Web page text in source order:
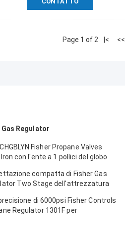
Page 1 of 2 |< <<
Gas Regulator
Fisher Propane Valves
con l'ente a 1 pollici del globo
compatta di Fisher Gas
Two Stage dell'attrezzatura
di 6000psi Fisher Controls
Regulator 1301F per